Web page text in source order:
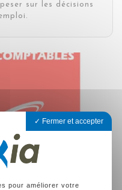
sur les décisions
Fermer et accepter
pour améliorer votre